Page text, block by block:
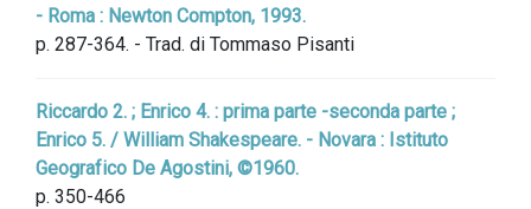
- Roma : Newton Compton, 1993.
p. 287-364. - Trad. di Tommaso Pisanti
Riccardo 2. ; Enrico 4. : prima parte -seconda parte ;
Enrico 5. / William Shakespeare. - Novara : Istituto
Geografico De Agostini, ©1960.
p. 350-466